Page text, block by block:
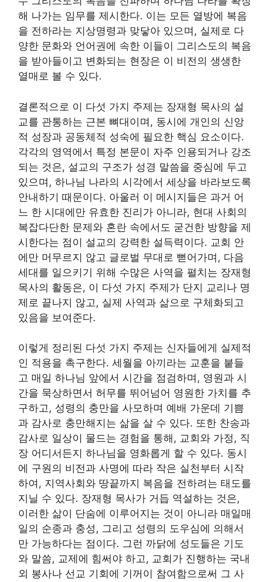
해 나가는 임무를 제시한다. 이는 모든 열방에 복음
을 전하라는 지상명령과 맞닿아 있으며, 실제로 다
양한 문화와 언어권에 속한 이들이 그리스도의 복음
을 받아들이고 변화되는 현장은 이 비전의 생생한
열매로 볼 수 있다.
결론적으로 이 다섯 가지 주제는 장재형 목사의 설
교를 관통하는 근본 뼈대이며, 동시에 개인의 신앙
적 성장과 공동체적 성숙에 필요한 핵심 요소이다.
각각의 영역에서 특정 본문이 자주 인용되거나 강조
되는 것은, 설교의 구조가 성경 말씀을 중심에 두고
있으며, 하나님 나라의 시각에서 세상을 바라보도록
안내하기 때문이다. 아울러 이 메시지들은 과거 어
느 한 시대에만 유효한 진리가 아니라, 현대 사회의
복잡다단한 문제와 혼란 속에서도 굳건한 방향을 제
시한다는 점이 설교의 강력한 설득력이다. 교회 안
에만 머무르지 않고 글로벌 무대로 뻗어가며, 다음
세대를 일으키기 위해 수많은 사역을 펼치는 장재형
목사의 활동은, 이 다섯 가지 주제가 단지 교리나 명
제로 끝나지 않고, 실제 사역과 삶으로 구체화되고
있음을 보여준다.
이렇게 정리된 다섯 가지 주제는 신자들에게 실제적
인 적용을 촉구한다. 세월을 아끼라는 교훈을 붙들
고 매일 하나님 앞에서 시간을 점검하며, 영원과 시
간을 묵상하면서 허무를 뛰어넘어 영원한 가치를 추
구하고, 성령의 충만을 사모하며 예배 가운데 기쁨
과 감사로 충만해지는 삶을 살 수 있다. 또한 찬송과
감사로 일상이 물드는 경험을 통해, 교회와 가정, 직
장 어디서든지 하나님을 영화롭게 할 수 있다. 동시
에 구원의 비전과 사명에 따라 작은 실천부터 시작
하여, 지역사회와 땅끝까지 복음을 전하려는 태도를
지닐 수 있다. 장재형 목사가 거듭 역설하는 것은,
이러한 삶이 단숨에 이루어지는 것이 아니라 매일매
일의 순종과 충성, 그리고 성령의 도우심에 의해서
만 가능하다는 점이다. 그런 까닭에 성도들은 기도
와 말씀, 교제에 힘써야 하고, 교회가 진행하는 국내
외 봉사나 선교 기회에 기꺼이 참여함으로써 그 사